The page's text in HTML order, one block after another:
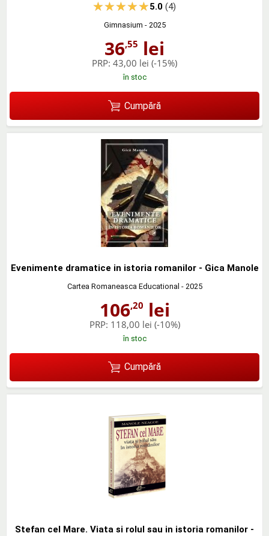
5.0(4)
Gimnasium - 2025
36,55 lei
PRP: 43,00 lei (-15%)
în stoc
Cumpără
Evenimente dramatice in istoria romanilor - Gica Manole
Cartea Romaneasca Educational - 2025
106,20 lei
PRP: 118,00 lei (-10%)
în stoc
Cumpără
Stefan cel Mare. Viata si rolul sau in istoria romanilor -